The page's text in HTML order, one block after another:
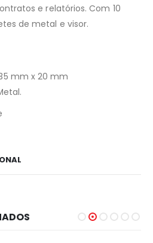
e relatórios. Com 10
de metal e visor.
mm x 20 mm